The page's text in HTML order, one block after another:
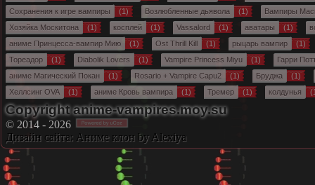
Сохранения к игре вампиры (1) Возлюбленные дьявола (1)
Вампиры
Хозяйка Москитона
(1) косплей (1) Vassalord (1) аватары (1)
аниме Принцесса-вампир Мию
(1) Ost Thrill Kill (1) рыцарь вампир
(1)
Тореадор
(1) Diabolik Lovers (1) Vampire Princess Miyu (1)
Гарри
аниме Магический Покан
(1) Rosario + Vampire Capu2 (1) Бруджа
(1)
Хеллсинг OVA
(1) аниме Кровь вампира (1) Тремер (1) колдунья
Copyright anime-vampires.moy.su
© 2014 - 2026
Дизайн сайта: Аниме клон by Alexiya